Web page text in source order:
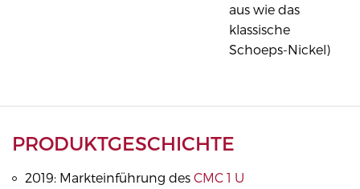
aus wie das
klassische
Schoeps-Nickel)
PRODUKTGESCHICHTE
2019: Markteinführung des CMC 1 U